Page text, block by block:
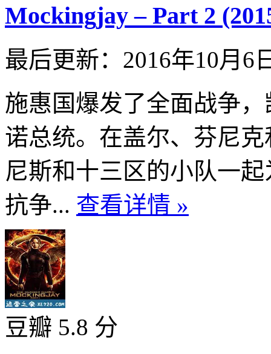
Mockingjay – Part 2
最后更新：2016年10月6
施惠国爆发了全面战争
诺总统。在盖尔、芬尼
尼斯和十三区的小队一
抗争... 查看详情 »
豆瓣 5.8 分